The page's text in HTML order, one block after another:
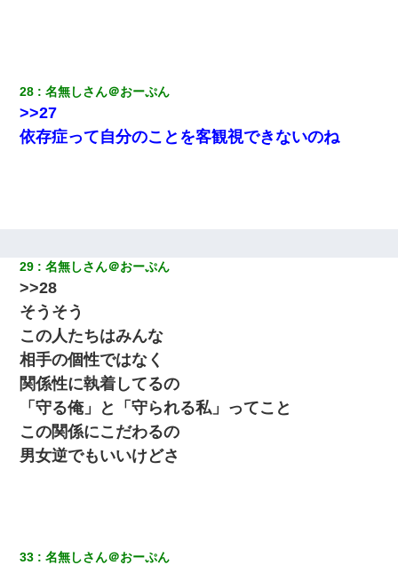
28 名無しさん＠おーぷん
>>27
依存症って自分のことを客観視できないのね
29 名無しさん＠おーぷん
>>28
そうそう
この人たちはみんな
相手の個性ではなく
関係性に執着してるの
「守る俺」と「守られる私」ってこと
この関係にこだわるの
男女逆でもいいけどさ
33 名無しさん＠おーぷん